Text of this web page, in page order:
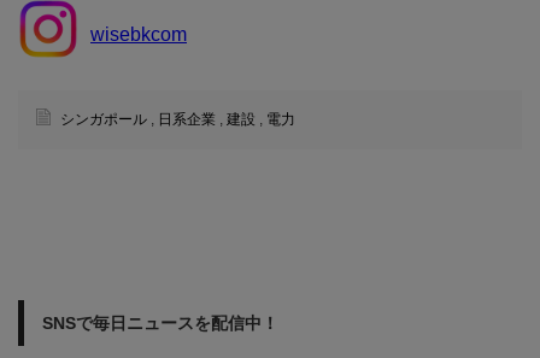
wisebkcom
シンガポール , 日系企業 , 建設 , 電力
SNSで毎日ニュースを配信中！